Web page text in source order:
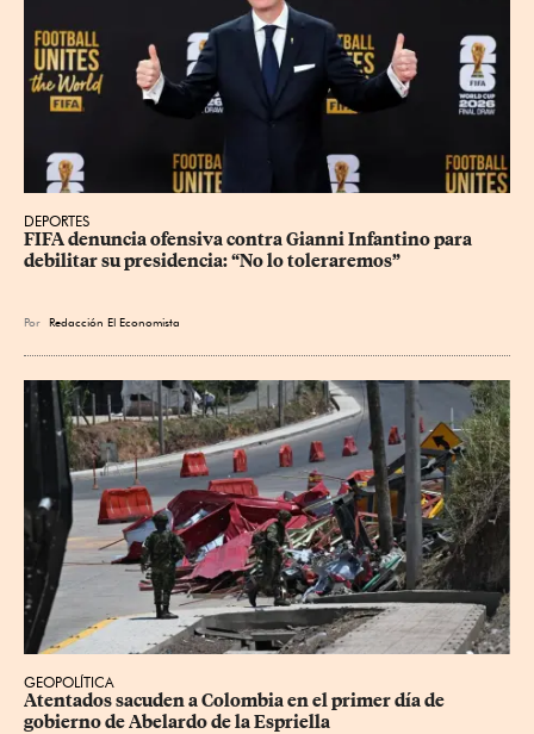
DEPORTES
FIFA denuncia ofensiva contra Gianni Infantino para
debilitar su presidencia: “No lo toleraremos”
Por Redacción El Economista
GEOPOLÍTICA
Atentados sacuden a Colombia en el primer día de
gobierno de Abelardo de la Espriella